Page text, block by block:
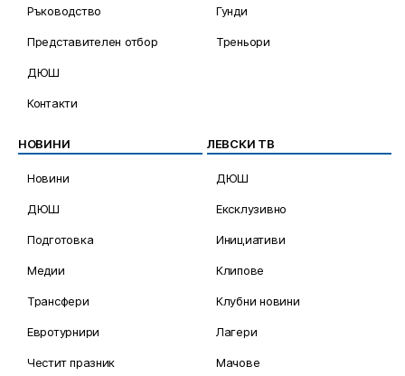
Ръководство
Представителен отбор
ДЮШ
Контакти
Гунди
Треньори
НОВИНИ
Новини
ДЮШ
Подготовка
Медии
Трансфери
Евротурнири
Честит празник
ЛЕВСКИ ТВ
ДЮШ
Ексклузивно
Инициативи
Клипове
Клубни новини
Лагери
Мачове